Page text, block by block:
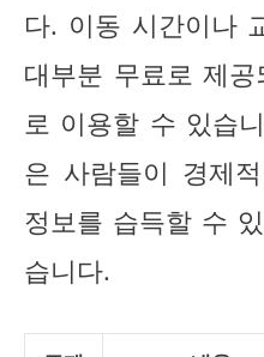
다. 이동 시간이나
대부분 무료로 제
로 이용할 수 있습
은 사람들이 경제
정보를 습득할 수
습니다.